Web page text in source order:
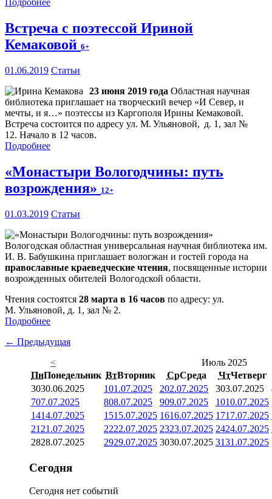
Подробнее
Встреча с поэтессой Ириной
Кемаковой 6+
01.06.2019 Статьи
23 июня 2019 года Областная научная
библиотека приглашает на творческий вечер «И Север, и
мечты, и я…» поэтессы из Каргополя Ирины Кемаковой.
Встреча состоится по адресу ул. М. Ульяновой, д. 1, зал №
12. Начало в 12 часов.
Подробнее
«Монастыри Вологодчины: путь
возрождения» 12+
01.03.2019 Статьи
Вологодская областная универсальная научная библиотека им.
И. В. Бабушкина приглашает вологжан и гостей города на
православные краеведческие чтения, посвященные истории
возрожденных обителей Вологодской области.
Чтения состоятся 28 марта в 16 часов по адресу: ул.
М. Ульяновой, д. 1, зал № 2.
Подробнее
← Предыдущая
<
Июль 2025
ПнПонедельник ВтВторник СрСреда ЧтЧетверг
3030.06.2025 101.07.2025 202.07.2025 303.07.2025
707.07.2025 808.07.2025 909.07.2025 1010.07.2025
1414.07.2025 1515.07.2025 1616.07.2025 1717.07.2025
21 21.07.2025 2222.07.2025 2323.07.2025 2424.07.2025
2828.07.2025 2929.07.2025 3030.07.2025 3131.07.2025
Сегодня
Сегодня нет событий